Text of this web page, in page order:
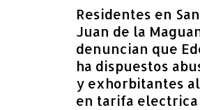
Residentes en San
Juan de la
denuncian que
ha dispuestos
y exhorbitantes
en tarifa electrica